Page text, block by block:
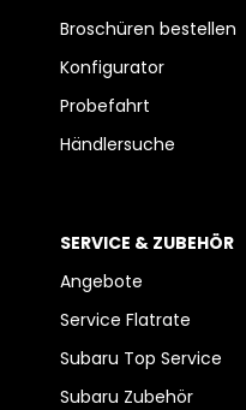
Broschüren bestellen
Konfigurator
Probefahrt
Händlersuche
SERVICE & ZUBEHÖR
Angebote
Service Flatrate
Subaru Top Service
Subaru Zubehör